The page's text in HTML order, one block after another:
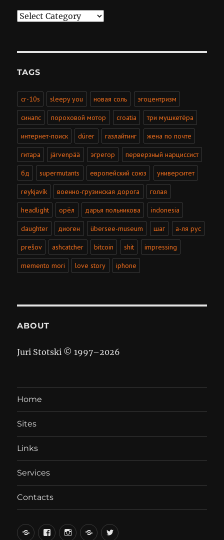
Categories
TAGS
cr-10s sleepy you новая соль эгоцентризм
синапс пороховой мотор croatia три мушкетёра
интернет-поиск dürer газлайтинг жена по почте
гитара järvenpää эгрегор перверзный нарциссист
бд supermutants европейский союз университет
reykjavík военно-грузинская дорога голая
headlight орёл дарья польникова indonesia
daughter диоген übersee-museum шаг а-ля рус
prešov ashcatcher bitcoin shit impressing
memento mori love story iphone
ABOUT
Juri Stotski © 1997–2026
Home
Sites
Links
Services
Contacts
вКонтакте
FacebookInstagramLiveJournal
Twitter